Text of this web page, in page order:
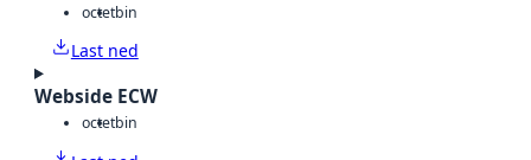
octetbin
Last ned
Webside ECW
octetbin